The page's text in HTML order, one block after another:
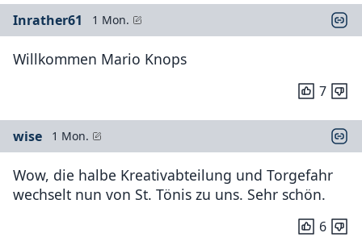
Inrather61 1 Mon.
Willkommen Mario Knops
7
wise 1 Mon.
Wow, die halbe Kreativabteilung und Torgefahr
wechselt nun von St. Tönis zu uns. Sehr schön.
6